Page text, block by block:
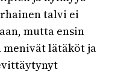
talvi ei
mutta ensin
lätäköt ja